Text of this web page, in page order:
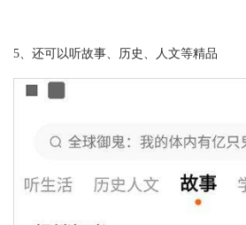
5、还可以听故事、历史、人文等精品